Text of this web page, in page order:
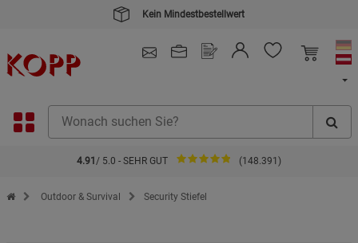
Kein Mindestbestellwert
4.91 / 5.0 - SEHR GUT (148.391)
Zur Startseite des Kopp Verlag Online-Shop
Outdoor & Survival Security Stiefel